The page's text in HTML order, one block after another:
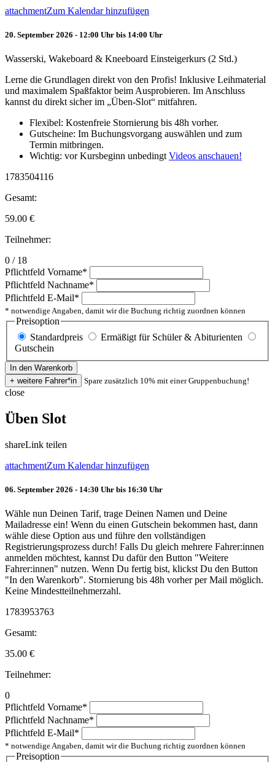
attachmentZum Kalendar hinzufügen
20. September 2026 - 12:00 Uhr bis 14:00 Uhr
Wasserski, Wakeboard & Kneeboard Einsteigerkurs (2 Std.)
Lerne die Grundlagen direkt von den Profis! Inklusive Leihmaterial
und maximalem Spaßfaktor beim Ausprobieren. Im Anschluss
kannst du direkt sicher im „Üben-Slot“ mitfahren.
Flexibel: Kostenfreie Stornierung bis 48h vorher.
Gutscheine: Im Buchungsvorgang auswählen und zum
Termin mitbringen.
Wichtig: vor Kursbeginn unbedingt Videos anschauen!
1783504116
Gesamt:
59.00 €
Teilnehmer:
0 / 18
Pflichtfeld Vorname*
Pflichtfeld Nachname*
Pflichtfeld E-Mail*
* notwendige Angaben, damit wir die Buchung richtig zuordnen können
Preisoption
Standardpreis
Ermäßigt für Schüler & Abiturienten
Gutschein
Spare zusätzlich 10% mit einer Gruppenbuchung!
close
Üben Slot
shareLink teilen
attachmentZum Kalendar hinzufügen
06. September 2026 - 14:30 Uhr bis 16:30 Uhr
Wähle nun Deinen Tarif, trage Deinen Namen und Deine
Mailadresse ein! Wenn du einen Gutschein bekommen hast, dann
wähle diese Option aus und führe den vollständigen
Registrierungsprozess durch! Falls Du gleich mehrere Fahrer:innen
anmelden möchtest, kannst Du dafür den Button "Weitere
Fahrer:innen" nutzen. Wenn Du fertig bist, klickst Du den Button
"In den Warenkorb". Stornierung bis 48h vorher per Mail möglich.
Keine Mindestteilnehmerzahl.
1783953763
Gesamt:
35.00 €
Teilnehmer:
0
Pflichtfeld Vorname*
Pflichtfeld Nachname*
Pflichtfeld E-Mail*
* notwendige Angaben, damit wir die Buchung richtig zuordnen können
Preisoption